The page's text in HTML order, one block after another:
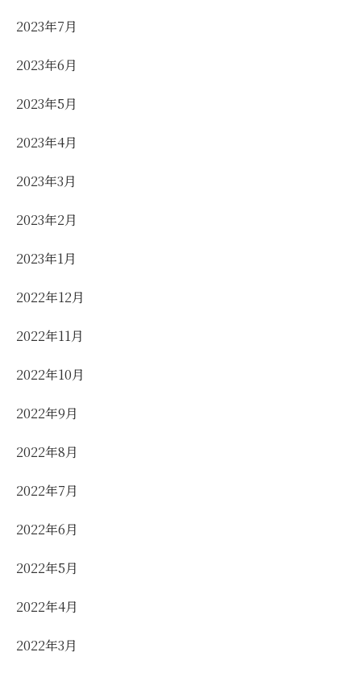
2023年7月
2023年6月
2023年5月
2023年4月
2023年3月
2023年2月
2023年1月
2022年12月
2022年11月
2022年10月
2022年9月
2022年8月
2022年7月
2022年6月
2022年5月
2022年4月
2022年3月